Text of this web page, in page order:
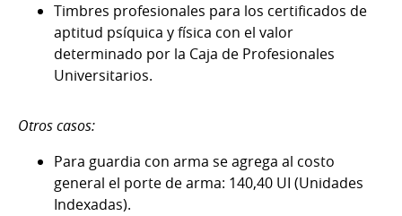
Timbres profesionales para los certificados de
aptitud psíquica y física con el valor
determinado por la Caja de Profesionales
Universitarios.
Otros casos:
Para guardia con arma se agrega al costo
general el porte de arma: 140,40 UI (Unidades
Indexadas).